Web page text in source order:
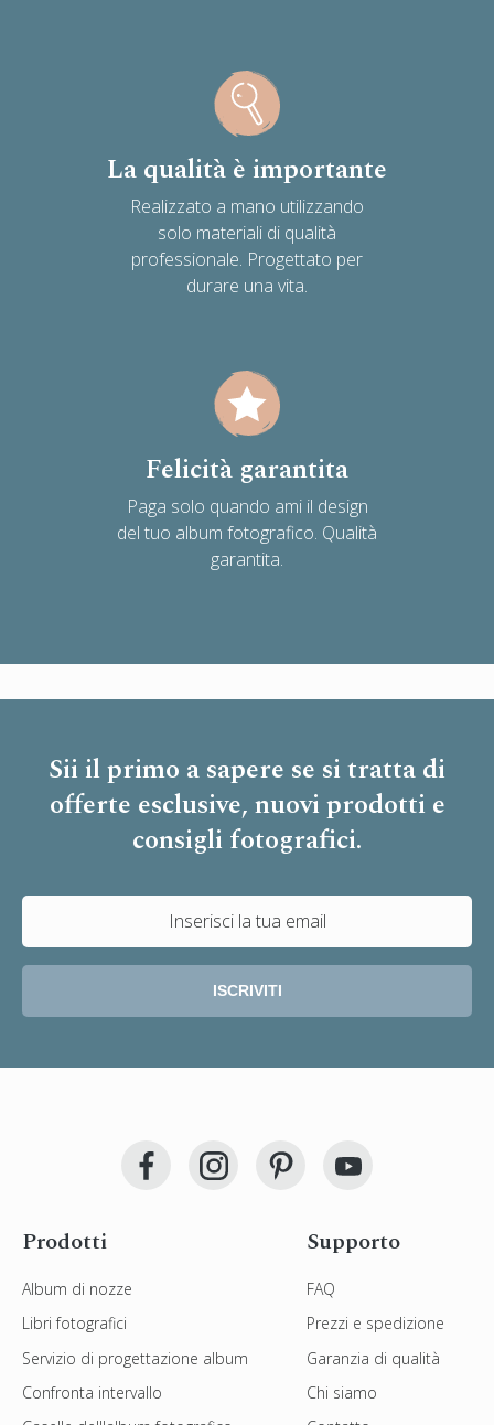
La qualità è importante
Realizzato a mano utilizzando
solo materiali di qualità
professionale. Progettato per
durare una vita.
Felicità garantita
Paga solo quando ami il design
del tuo album fotografico. Qualità
garantita.
Sii il primo a sapere se si tratta di
offerte esclusive, nuovi prodotti e
consigli fotografici.
ISCRIVITI
Prodotti
Album di nozze
Libri fotografici
Servizio di progettazione album
Confronta intervallo
Supporto
FAQ
Prezzi e spedizione
Garanzia di qualità
Chi siamo